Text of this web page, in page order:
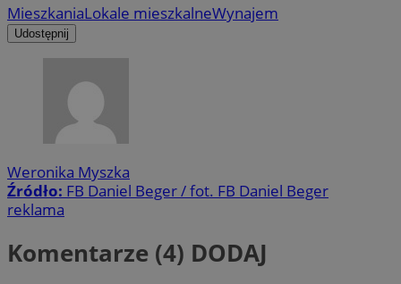
MieszkaniaLokale mieszkalneWynajem
Udostępnij
Weronika Myszka
Źródło: FB Daniel Beger / fot. FB Daniel Beger
reklama
Komentarze (4) DODAJ